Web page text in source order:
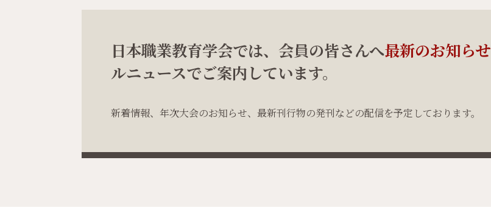
日本職業教育学会では、会員の皆さんへ最新のお知らせ
ルニュースでご案内しています。
新着情報、年次大会のお知らせ、最新刊行物の発刊などの配信を予定しております。